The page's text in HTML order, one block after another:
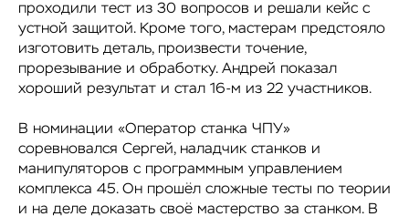
проходили тест из 30 вопросов и решали кейс с
устной защитой. Кроме того, мастерам предстояло
изготовить деталь, произвести точение,
прорезывание и обработку. Андрей показал
хороший результат и стал 16-м из 22 участников.
В номинации «Оператор станка ЧПУ»
соревновался Сергей, наладчик станков и
манипуляторов с программным управлением
комплекса 45. Он прошёл сложные тесты по теории
и на деле доказать своё мастерство за станком. В